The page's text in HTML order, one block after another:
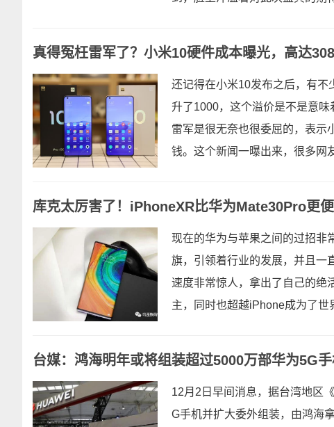
真得冤枉雷军了？小米10硬件成本曝光，高达
还记得在小米10发布之后，有
升了1000，这个溢价是不是意味
雷军是很无奈也很委屈的，表示
钱。这个新闻一曝出来，很多网
库克太厉害了！iPhoneXR比华为Mate30Pro更
现在的华为与苹果之间的过招非
旗，引领着行业的发展，并且一
速度非常惊人，拿出了自己的绝
主，同时也超越iPhone成为了世
台媒：鸿海明年或将组装超过5000万部华为5G
12月2日早间消息，据台湾地区
G手机并扩大委外组装，由鸿海